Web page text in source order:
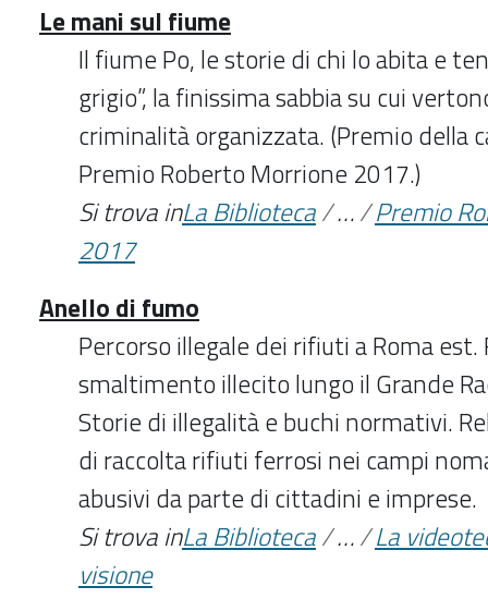
Le mani sul fiume
Il fiume Po, le storie di chi lo abita e
grigio”, la finissima sabbia su cui
criminalità organizzata. (Premio della
Premio Roberto Morrione 2017.)
Si trova inLa Biblioteca/…/Premio
2017
Anello di fumo
Percorso illegale dei rifiuti a Roma est.
smaltimento illecito lungo il Grande
Storie di illegalità e buchi normativi.
di raccolta rifiuti ferrosi nei campi
abusivi da parte di cittadini e imprese.
Si trova inLa Biblioteca/…/La
visione